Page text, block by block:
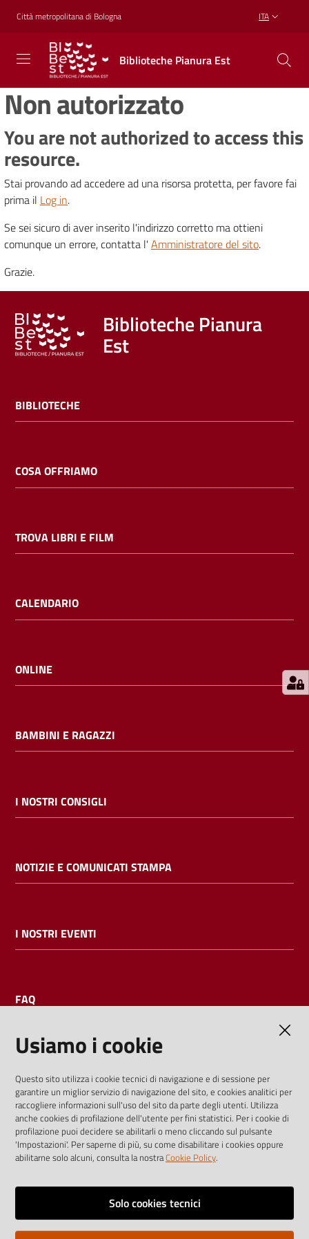
Vai al contenuto
Vai alla navigazione
Vai al footer
Città metropolitana di Bologna ITA
Biblioteche Pianura Est
Biblioteche
Pianura
Est
CONOSCERE,
CREARE,
Biblioteche
Cosa
offriamo
Trova
libri
e
film
Calendario
i
cataloghi
bibliotecario
Non autorizzato
You are not authorized to access this
resource.
Stai provando ad accedere ad una risorsa protetta, per favore fai
prima il Log in.
Se sei sicuro di aver inserito l'indirizzo corretto ma ottieni
comunque un errore, contatta l' Amministratore del sito.
Grazie.
Biblioteche Pianura
Est
BIBLIOTECHE
COSA OFFRIAMO
TROVA LIBRI E FILM
CALENDARIO
ONLINE
BAMBINI E RAGAZZI
I NOSTRI CONSIGLI
NOTIZIE E COMUNICATI STAMPA
I NOSTRI EVENTI
FAQ
I dati personali pubblicati sono riutilizzabili solo alle condizioni
previste dalla direttiva comunitaria 2003/98/CE e dal d.lgs.
36/2006
Vai alla pagina
Note legali
Usiamo i cookie
Questo sito utilizza i cookie tecnici di navigazione e di sessione per
garantire un miglior servizio di navigazione del sito, e cookies analitici per
raccogliere informazioni sull'uso del sito da parte degli utenti. Utilizza
anche cookies di profilazione dell'utente per fini statistici. Per i cookie di
profilazione puoi decidere se abilitarli o meno cliccando sul pulsante
'Impostazioni'. Per saperne di più, su come disabilitare i cookies oppure
abilitarne solo alcuni, consulta la nostraCookie Policy.
Solo cookies tecnici